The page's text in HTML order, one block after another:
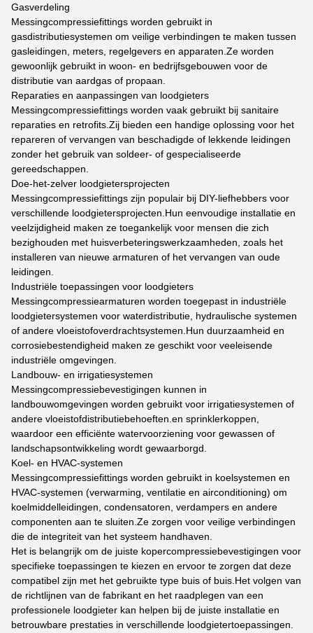
Gasverdeling
Messingcompressiefittings worden gebruikt in
gasdistributiesystemen om veilige verbindingen te maken tussen
gasleidingen, meters, regelgevers en apparaten.Ze worden
gewoonlijk gebruikt in woon- en bedrijfsgebouwen voor de
distributie van aardgas of propaan.
Reparaties en aanpassingen van loodgieters
Messingcompressiefittings worden vaak gebruikt bij sanitaire
reparaties en retrofits.Zij bieden een handige oplossing voor het
repareren of vervangen van beschadigde of lekkende leidingen
zonder het gebruik van soldeer- of gespecialiseerde
gereedschappen.
Doe-het-zelver loodgietersprojecten
Messingcompressiefittings zijn populair bij DIY-liefhebbers voor
verschillende loodgietersprojecten.Hun eenvoudige installatie en
veelzijdigheid maken ze toegankelijk voor mensen die zich
bezighouden met huisverbeteringswerkzaamheden, zoals het
installeren van nieuwe armaturen of het vervangen van oude
leidingen.
Industriële toepassingen voor loodgieters
Messingcompressiearmaturen worden toegepast in industriële
loodgietersystemen voor waterdistributie, hydraulische systemen
of andere vloeistofoverdrachtsystemen.Hun duurzaamheid en
corrosiebestendigheid maken ze geschikt voor veeleisende
industriële omgevingen.
Landbouw- en irrigatiesystemen
Messingcompressiebevestigingen kunnen in
landbouwomgevingen worden gebruikt voor irrigatiesystemen of
andere vloeistofdistributiebehoeften.en sprinklerkoppen,
waardoor een efficiënte watervoorziening voor gewassen of
landschapsontwikkeling wordt gewaarborgd.
Koel- en HVAC-systemen
Messingcompressiefittings worden gebruikt in koelsystemen en
HVAC-systemen (verwarming, ventilatie en airconditioning) om
koelmiddelleidingen, condensatoren, verdampers en andere
componenten aan te sluiten.Ze zorgen voor veilige verbindingen
die de integriteit van het systeem handhaven.
Het is belangrijk om de juiste kopercompressiebevestigingen voor
specifieke toepassingen te kiezen en ervoor te zorgen dat deze
compatibel zijn met het gebruikte type buis of buis.Het volgen van
de richtlijnen van de fabrikant en het raadplegen van een
professionele loodgieter kan helpen bij de juiste installatie en
betrouwbare prestaties in verschillende loodgietertoepassingen.